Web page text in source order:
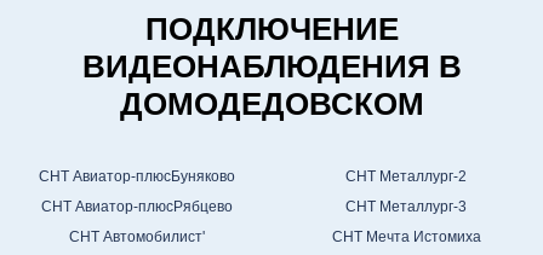
ПОДКЛЮЧЕНИЕ
ВИДЕОНАБЛЮДЕНИЯ В
ДОМОДЕДОВСКОМ
СНТ Авиатор-плюсБуняково
СНТ Авиатор-плюсРябцево
СНТ Автомобилист'
СНТ Металлург-2
СНТ Металлург-3
СНТ Мечта Истомиха